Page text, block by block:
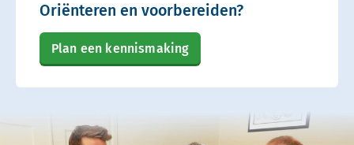
Oriënteren en voorbereiden?
Plan een kennismaking